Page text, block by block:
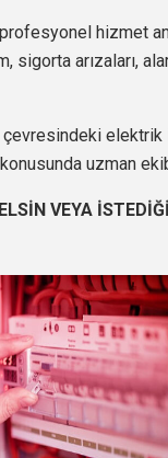
hizmet
sigorta arızaları,
elektrik
konusunda uzman
VEYA